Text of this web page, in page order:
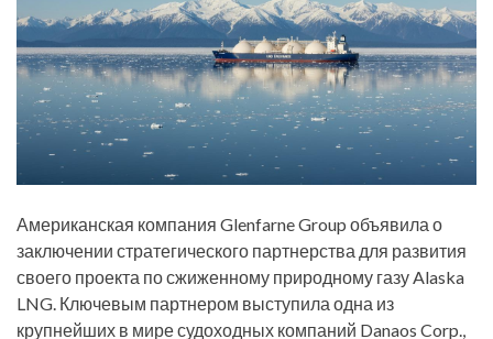
Американская компания Glenfarne Group объявила о
заключении стратегического партнерства для развития
своего проекта по сжиженному природному газу Alaska
LNG. Ключевым партнером выступила одна из
крупнейших в мире судоходных компаний Danaos Corp.,